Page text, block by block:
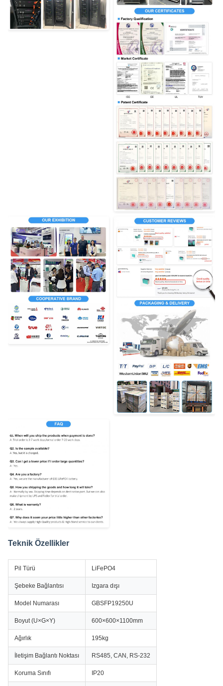
Teknik Özellikler
Pil Türü LiFePO4
Şebeke Bağlantısı Izgara dışı
Model Numarası GBSFP19250U
Boyut (U×G×Y) 600×600×1100mm
Ağırlık 195kg
İletişim Bağlantı Noktası RS485, CAN, RS-232
Koruma Sınıfı IP20